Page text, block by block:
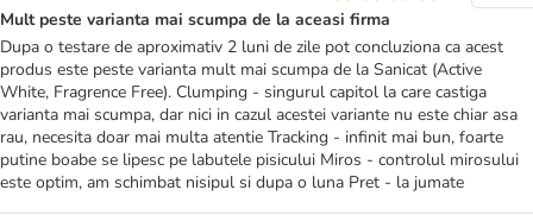
Mult peste varianta mai scumpa de la aceasi firma
Dupa o testare de aproximativ 2 luni de zile pot concluziona ca acest
produs este peste varianta mult mai scumpa de la Sanicat (Active
White, Fragrence Free). Clumping - singurul capitol la care castiga
varianta mai scumpa, dar nici in cazul acestei variante nu este chiar asa
rau, necesita doar mai multa atentie Tracking - infinit mai bun, foarte
putine boabe se lipesc pe labutele pisicului Miros - controlul mirosului
este optim, am schimbat nisipul si dupa o luna Pret - la jumate